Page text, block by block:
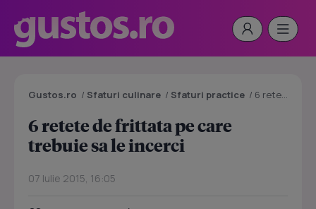
Gustos.ro / Sfaturi culinare / Sfaturi practice / 6 retete de frittata pe care trebuie sa le incerci
6 retete de frittata pe care
trebuie sa le incerci
07 Iulie 2015, 16:05